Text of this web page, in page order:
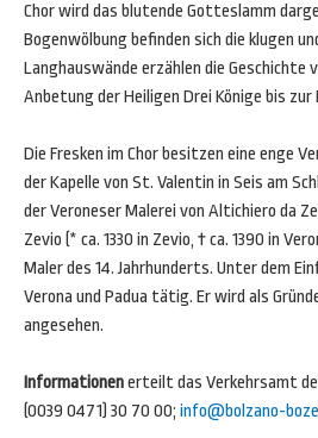
Chor wird das blutende Gotteslamm
Bogenwölbung befinden sich die klugen
Langhauswände erzählen die Geschichte
Anbetung der Heiligen Drei Könige bis zur
Die Fresken im Chor besitzen eine enge
der Kapelle von St. Valentin in Seis am
der Veroneser Malerei von Altichiero da
Zevio (* ca. 1330 in Zevio, † ca. 1390 in
Maler des 14. Jahrhunderts. Unter dem
Verona und Padua tätig. Er wird als
angesehen.
Informationenerteilt das Verkehrsamt
(0039 0471) 30 70 00; info@bolzano-